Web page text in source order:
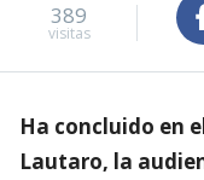
389
visitas
Ha concluido en
Lautaro, la